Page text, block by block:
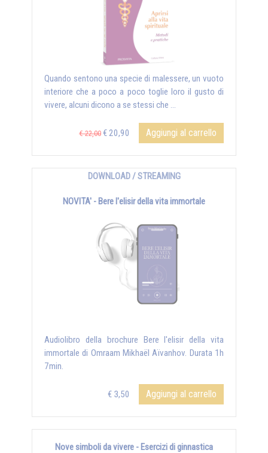
Quando sentono una specie di malessere, un vuoto
interiore che a poco a poco toglie loro il gusto di
vivere, alcuni dicono a se stessi che …
€ 22,00 € 20,90 Aggiungi al carrello
DOWNLOAD / STREAMING
NOVITA' - Bere l'elisir della vita immortale
Audiolibro della brochure Bere l'elisir della vita
immortale di Omraam Mikhaël Aïvanhov. Durata 1h
7min.
€ 3,50 Aggiungi al carrello
Nove simboli da vivere - Esercizi di ginnastica